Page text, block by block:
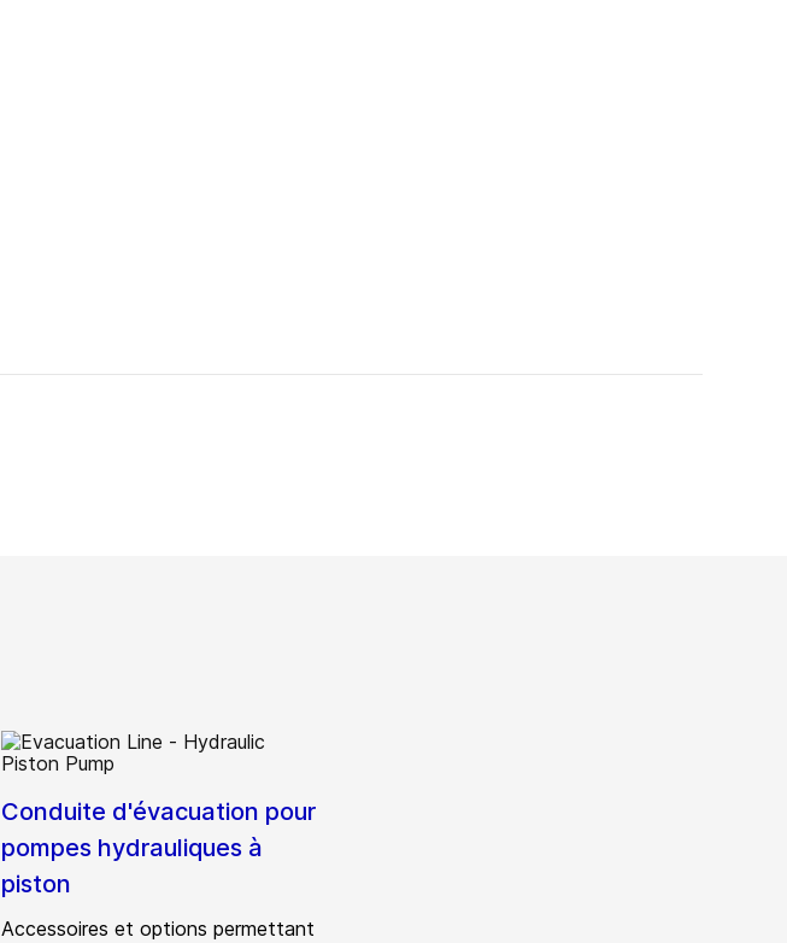
Conduite d'évacuation pour
pompes hydrauliques à
piston
Accessoires et options permettant